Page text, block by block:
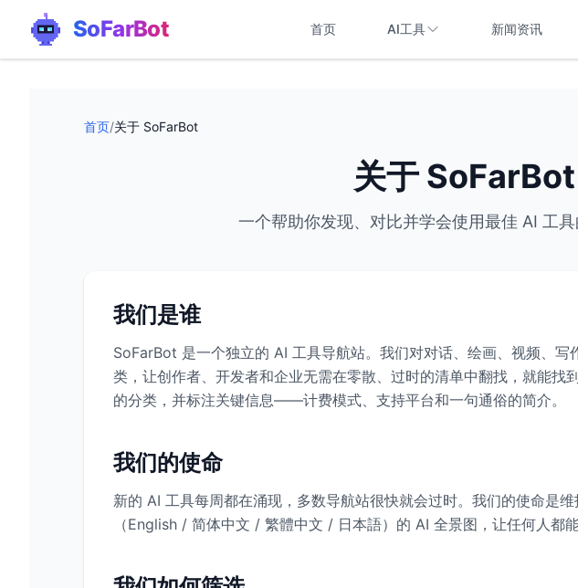
SoFarBot 首页 AI工具 新闻资讯
首页/关于 SoFarBot
关于 SoFarBot
一个帮助你发现、对比并学会使用最佳 AI 工具
我们是谁
SoFarBot 是一个独立的 AI 工具导航站。我们对对话、绘画、视频、写
类，让创作者、开发者和企业无需在零散、过时的清单中翻找，就能找
的分类，并标注关键信息——计费模式、支持平台和一句通俗的简介。
我们的使命
新的 AI 工具每周都在涌现，多数导航站很快就会过时。我们的使命是
（English / 简体中文 / 繁體中文 / 日本語）的 AI 全景图，让任何人都